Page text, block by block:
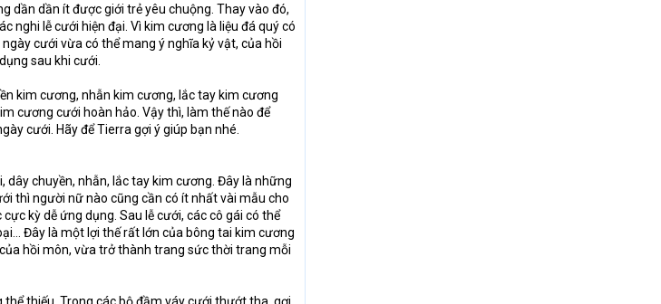
dần dần ít được giới trẻ yêu chuộng. Thay vào đó,
nghi lễ cưới hiện đại. Vì kim cương là liệu đá quý có
cưới vừa có thể mang ý nghĩa kỷ vật, của hồi
sau khi cưới.
kim cương, nhẫn kim cương, lắc tay kim cương
cương cưới hoàn hảo. Vậy thì, làm thế nào để
cưới. Hãy để Tierra gợi ý giúp bạn nhé.
chuyền, nhẫn, lắc tay kim cương. Đây là những
thì người nữ nào cũng cần có ít nhất vài mẫu cho
kỳ dễ ứng dụng. Sau lễ cưới, các cô gái có thể
Đây là một lợi thế rất lớn của bông tai kim cương
hồi môn, vừa trở thành trang sức thời trang mỗi